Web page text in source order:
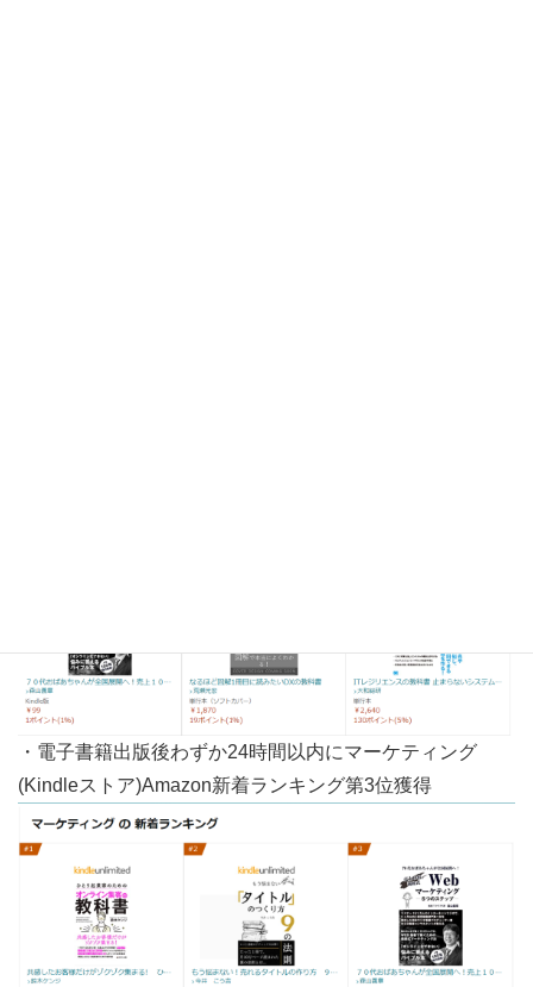
・電子書籍出版後わずか24時間以内にマーケティング
(Kindleストア)Amazon新着ランキング第3位獲得